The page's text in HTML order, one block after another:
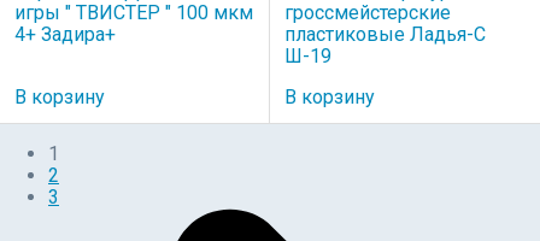
игры " ТВИСТЕР " 100 мкм
4+ Задира+
В корзину
гроссмейстерские
пластиковые Ладья-С
Ш-19
В корзину
1
2
3